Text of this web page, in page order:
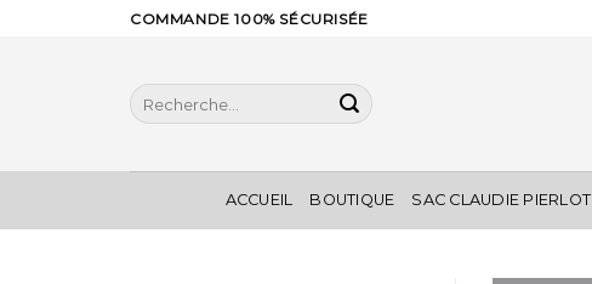
COMMANDE 100% SÉCURISÉE
Recherche
pour :
ACCUEIL BOUTIQUE SAC CLAUDIE PIERLOT